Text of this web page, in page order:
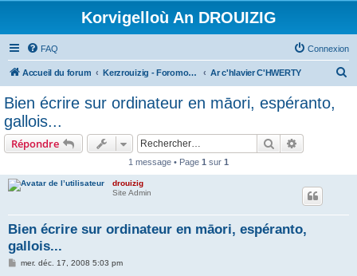
Korvigelloù An DROUIZIG
FAQ Connexion
Accueil du forum Kerzrouizig - Foromoù An Drouizig Ar c'hlavier C'HWERTY
Bien écrire sur ordinateur en māori, espéranto,
gallois...
Répondre Rechercher
1 message • Page 1 sur 1
drouizig
Site Admin
Bien écrire sur ordinateur en māori, espéranto,
gallois...
Mmer. déc. 17, 2008 5:03 pm